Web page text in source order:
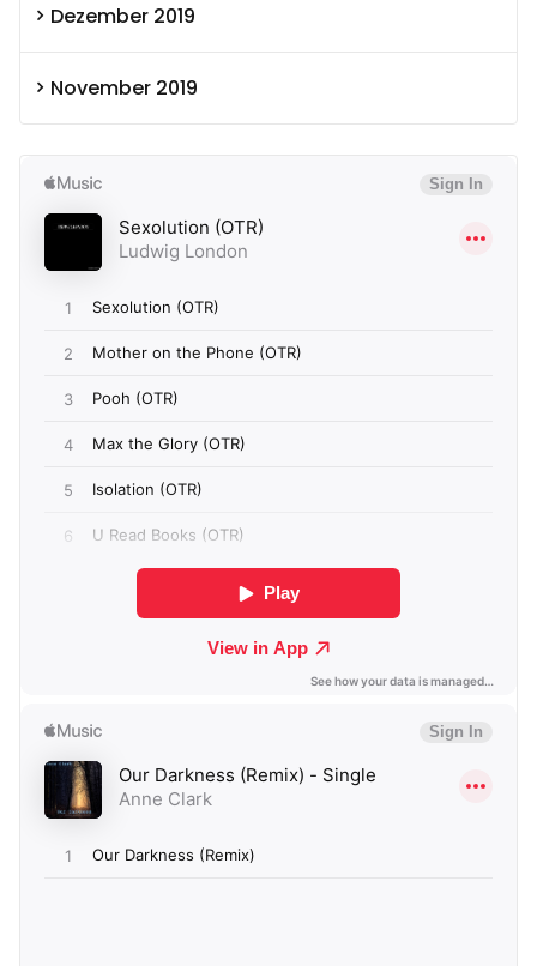
Dezember 2019
November 2019